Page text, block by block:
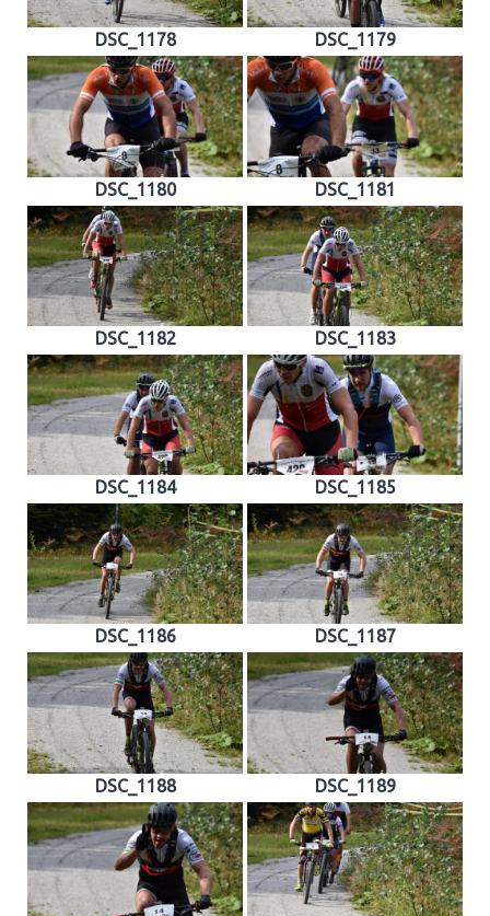
DSC_1178 DSC_1179
DSC_1180 DSC_1181
DSC_1182 DSC_1183
DSC_1184 DSC_1185
DSC_1186 DSC_1187
DSC_1188 DSC_1189